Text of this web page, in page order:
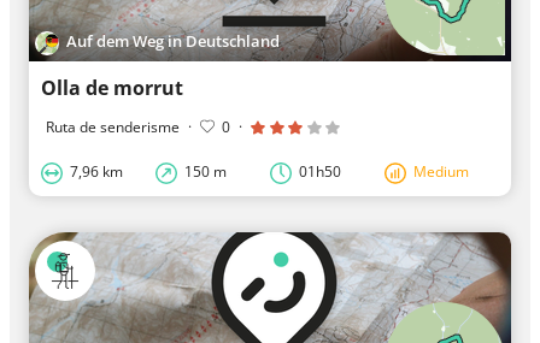
Auf dem Weg in Deutschland
Olla de morrut
Ruta de senderisme · 0 ·
7,96 km 150 m 01h50 Medium